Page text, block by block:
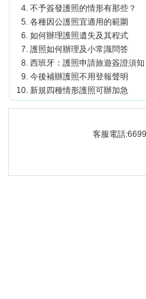
不予簽發護照的情形有那些？
各種因公護照宜適用的範圍
如何辦理護照遺失及其程式
護照如何辦理及小常識問答
西班牙：護照申請旅遊簽證須知
今後補辦護照不用登報聲明
新規四種情形護照可辦加急
客服電話